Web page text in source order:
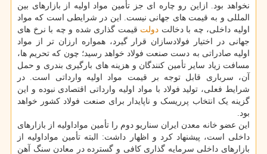
نخواهد بود. ازاین رو چاره ای جز تأمین مواد اولیه از بازارهای بین
المللی و به قیمت های جهانی نیست. این در شرایطی است که مواد
اولیه داخلی، چه با دخالت دولت قیمت گذاری شده و چه با نرخ های
جهانی در اختیار فولادسازان قرار گیرد، همواره ارزان تر از مواد
اولیه صادراتی به دست صنعت فولاد خواهد رسید؛ چون که تحریم ها،
مسافت زیاد سایر تأمین کنندگان و هزینه های بارگیری بندری و حمل
آن، سرباری قابل توجه بر قیمت مواد اولیه وارداتی است. در
شرایط فعلی، تولید فولاد با مواد اولیه وارداتی اقتصادی نبوده و این
گزینه یک انتخاب پرریسک و ناپایدار برای صنعت فولاد کشور خواهد
بود.
این عضو خانه معدن ایران سناریو دوم را تأمین مواداولیه از بازارهای
داخلی است، پیشنهاد کرد و اظهار داشت: البته تأمین مواداولیه از
بازارهای داخلی سرمایه گذاری کافی و گسترده در معادن سنگ آهن